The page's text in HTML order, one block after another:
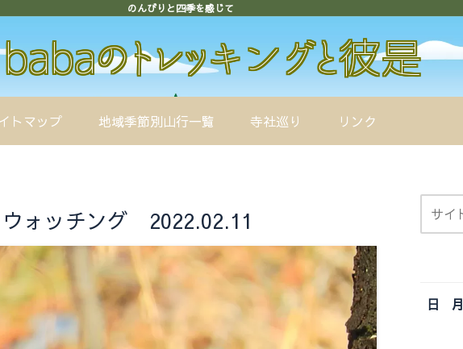
のんびりと四季を感じて
トマップ 地域季節別山行一覧 寺社巡り リンク
ォッチング 2022.02.11
日
月